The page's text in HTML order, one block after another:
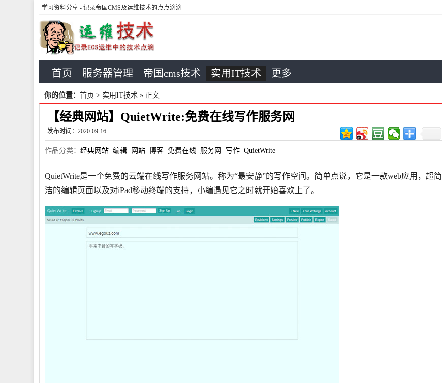
学习资料分享 - 记录帝国CMS及运维技术的点点滴滴
首页 服务器管理 帝国cms技术 实用IT技术 更多
你的位置： 首页 > 实用IT技术 » 正文
【经典网站】QuietWrite:免费在线写作服务网
发布时间：2020-09-16
作品分类： 经典网站 编辑 网站 博客 免费在线 服务网 写作 QuietWrite
QuietWrite是一个免费的云端在线写作服务网站。称为“最安静”的写作空间。简单点说，它是一款web应用，超简
洁的编辑页面以及对iPad移动终端的支持，小编遇见它之时就开始喜欢上了。